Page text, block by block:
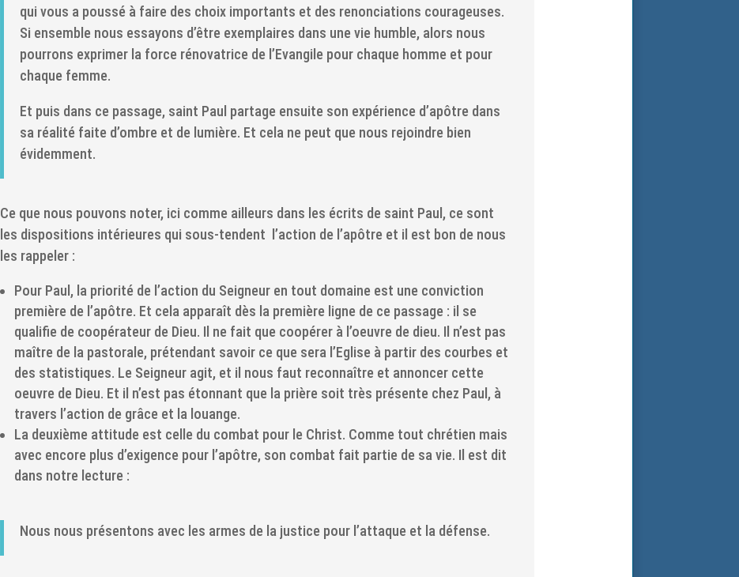
qui vous a poussé à faire des choix importants et des renonciations courageuses.
Si ensemble nous essayons d’être exemplaires dans une vie humble, alors nous
pourrons exprimer la force rénovatrice de l’Evangile pour chaque homme et pour
chaque femme.
Et puis dans ce passage, saint Paul partage ensuite son expérience d’apôtre dans
sa réalité faite d’ombre et de lumière. Et cela ne peut que nous rejoindre bien
évidemment.
Ce que nous pouvons noter, ici comme ailleurs dans les écrits de saint Paul, ce sont
les dispositions intérieures qui sous-tendent l’action de l’apôtre et il est bon de nous
les rappeler :
Pour Paul, la priorité de l’action du Seigneur en tout domaine est une conviction
première de l’apôtre. Et cela apparaît dès la première ligne de ce passage : il se
qualifie de coopérateur de Dieu. Il ne fait que coopérer à l’oeuvre de dieu. Il n’est pas
maître de la pastorale, prétendant savoir ce que sera l’Eglise à partir des courbes et
des statistiques. Le Seigneur agit, et il nous faut reconnaître et annoncer cette
oeuvre de Dieu. Et il n’est pas étonnant que la prière soit très présente chez Paul, à
travers l’action de grâce et la louange.
La deuxième attitude est celle du combat pour le Christ. Comme tout chrétien mais
avec encore plus d’exigence pour l’apôtre, son combat fait partie de sa vie. Il est dit
dans notre lecture :
Nous nous présentons avec les armes de la justice pour l’attaque et la défense.